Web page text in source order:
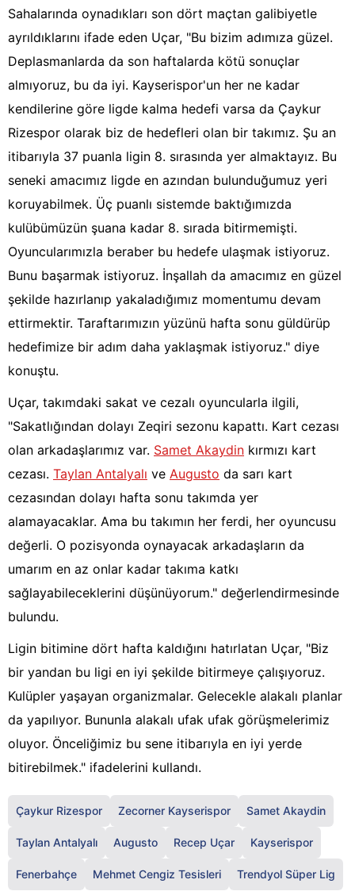
Sahalarında oynadıkları son dört maçtan galibiyetle
ayrıldıklarını ifade eden Uçar, "Bu bizim adımıza güzel.
Deplasmanlarda da son haftalarda kötü sonuçlar
almıyoruz, bu da iyi. Kayserispor'un her ne kadar
kendilerine göre ligde kalma hedefi varsa da Çaykur
Rizespor olarak biz de hedefleri olan bir takımız. Şu an
itibarıyla 37 puanla ligin 8. sırasında yer almaktayız. Bu
seneki amacımız ligde en azından bulunduğumuz yeri
koruyabilmek. Üç puanlı sistemde baktığımızda
kulübümüzün şuana kadar 8. sırada bitirmemişti.
Oyuncularımızla beraber bu hedefe ulaşmak istiyoruz.
Bunu başarmak istiyoruz. İnşallah da amacımız en güzel
şekilde hazırlanıp yakaladığımız momentumu devam
ettirmektir. Taraftarımızın yüzünü hafta sonu güldürüp
hedefimize bir adım daha yaklaşmak istiyoruz." diye
konuştu.
Uçar, takımdaki sakat ve cezalı oyuncularla ilgili,
"Sakatlığından dolayı Zeqiri sezonu kapattı. Kart cezası
olan arkadaşlarımız var. Samet Akaydin kırmızı kart
cezası. Taylan Antalyalı ve Augusto da sarı kart
cezasından dolayı hafta sonu takımda yer
alamayacaklar. Ama bu takımın her ferdi, her oyuncusu
değerli. O pozisyonda oynayacak arkadaşların da
umarım en az onlar kadar takıma katkı
sağlayabileceklerini düşünüyorum." değerlendirmesinde
bulundu.
Ligin bitimine dört hafta kaldığını hatırlatan Uçar, "Biz
bir yandan bu ligi en iyi şekilde bitirmeye çalışıyoruz.
Kulüpler yaşayan organizmalar. Gelecekle alakalı planlar
da yapılıyor. Bununla alakalı ufak ufak görüşmelerimiz
oluyor. Önceliğimiz bu sene itibarıyla en iyi yerde
bitirebilmek." ifadelerini kullandı.
Çaykur Rizespor Zecorner Kayserispor Samet Akaydin
Taylan Antalyalı Augusto Recep Uçar Kayserispor
Fenerbahçe Mehmet Cengiz Tesisleri Trendyol Süper Lig